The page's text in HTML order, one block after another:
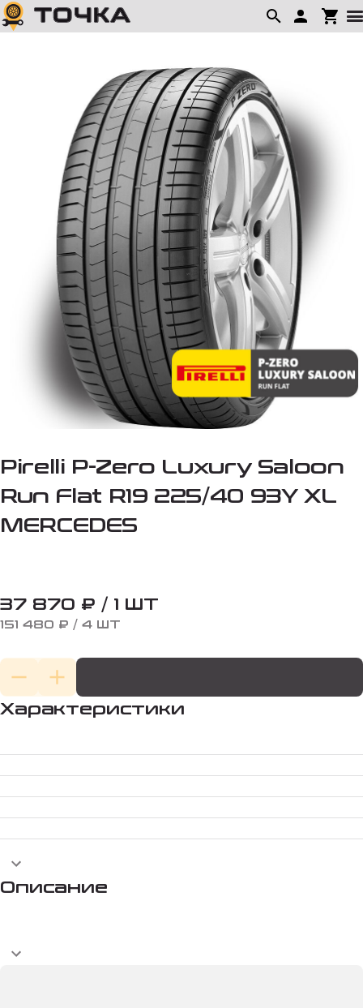
Pirelli P-Zero Luxury Saloon
Run Flat R19 225/40 93Y XL
MERCEDES
37 870 ₽ / 1 ШТ
151 480 ₽ / 4 ШТ
Характеристики
Описание